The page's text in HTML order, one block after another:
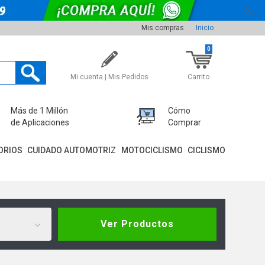
Mis compras Inicio
Mi cuenta | Mis Pedidos Carrito
0
Más de 1 Millón
de Aplicaciones
Cómo
Comprar
CUIDADO AUTOMOTRIZ MOTOCICLISMO CICLISMO
Ver Productos